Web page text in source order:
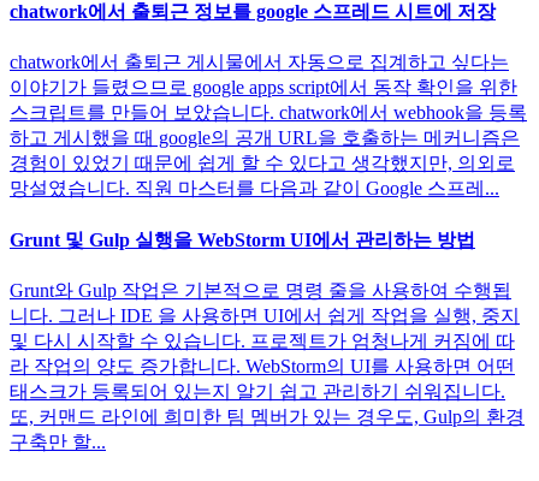
chatwork에서 출퇴근 정보를 google 스프레드 시트에 저장
chatwork에서 출퇴근 게시물에서 자동으로 집계하고 싶다는
이야기가 들렸으므로 google apps script에서 동작 확인을 위한
스크립트를 만들어 보았습니다. chatwork에서 webhook을 등록
하고 게시했을 때 google의 공개 URL을 호출하는 메커니즘은
경험이 있었기 때문에 쉽게 할 수 있다고 생각했지만, 의외로
망설였습니다. 직원 마스터를 다음과 같이 Google 스프레...
Grunt 및 Gulp 실행을 WebStorm UI에서 관리하는 방법
Grunt와 Gulp 작업은 기본적으로 명령 줄을 사용하여 수행됩
니다. 그러나 IDE 을 사용하면 UI에서 쉽게 작업을 실행, 중지
및 다시 시작할 수 있습니다. 프로젝트가 엄청나게 커짐에 따
라 작업의 양도 증가합니다. WebStorm의 UI를 사용하면 어떤
태스크가 등록되어 있는지 알기 쉽고 관리하기 쉬워집니다.
또, 커맨드 라인에 희미한 팀 멤버가 있는 경우도, Gulp의 환경
구축만 할...